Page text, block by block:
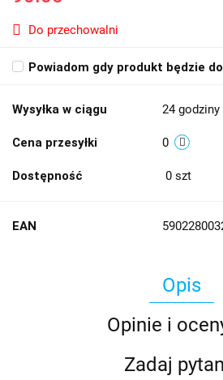
Do przechowalni
Powiadom gdy produkt będzie
Wysyłka w ciągu 24 godziny
Cena przesyłki 0
Dostępność 0 szt
EAN
Opis
Opinie i
Zadaj